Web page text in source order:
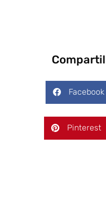
Facebook
Pinterest